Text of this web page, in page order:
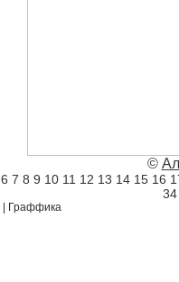
©
6 7 8 9 10 11 12 13 14 15 16
34
Граффика